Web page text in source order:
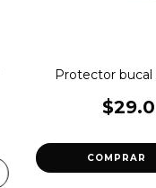
Protector bucal
COMPRAR